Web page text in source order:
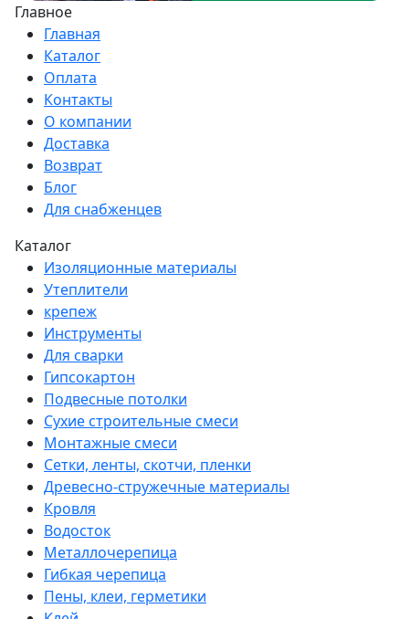
Главное
Главная
Каталог
Оплата
Контакты
О компании
Доставка
Возврат
Блог
Для снабженцев
Каталог
Изоляционные материалы
Утеплители
крепеж
Инструменты
Для сварки
Гипсокартон
Подвесные потолки
Сухие строительные смеси
Монтажные смеси
Сетки, ленты, скотчи, пленки
Древесно-стружечные материалы
Кровля
Водосток
Металлочерепица
Гибкая черепица
Пены, клеи, герметики